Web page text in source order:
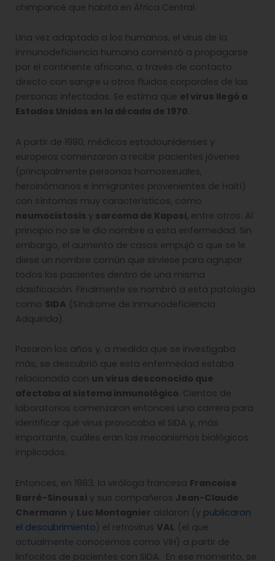
chimpancé que habita en África Central.
Una vez adaptado a los humanos, el virus de la
inmunodeficiencia humana comenzó a propagarse
por el continente africano, a través de contacto
directo con sangre u otros fluidos corporales de las
personas infectadas. Se estima que el virus llegó a
Estados Unidos en la década de 1970.
A partir de 1980, médicos estadounidenses y
europeos comenzaron a recibir pacientes jóvenes
(principalmente personas homosexuales,
heroinómanos e inmigrantes provenientes de Haití)
con síntomas muy característicos, como
neumocistosis y sarcoma de Kaposi, entre otros. Al
principio no se le dio nombre a esta enfermedad. Sin
embargo, el aumento de casos empujó a que se le
diese un nombre común que sirviese para agrupar
todos los pacientes dentro de una misma
clasificación. Finalmente se nombró a esta patología
como SIDA (Síndrome de Inmunodeficiencia
Adquirida).
Pasaron los años y, a medida que se investigaba
más, se descubrió que esta enfermedad estaba
relacionada con un virus desconocido que
afectaba al sistema inmunológico. Cientos de
laboratorios comenzaron entonces una carrera para
identificar qué virus provocaba el SIDA y, más
importante, cuáles eran los mecanismos biológicos
implicados.
Entonces, en 1983, la viróloga francesa Francoise
Barré-Sinoussi y sus compañeros Jean-Claude
Chermann y Luc Montagnier aislaron (y publicaron
el descubrimiento) el retrovirus VAL (el que
actualmente conocemos como VIH) a partir de
linfocitos de pacientes con SIDA. En ese momento, se